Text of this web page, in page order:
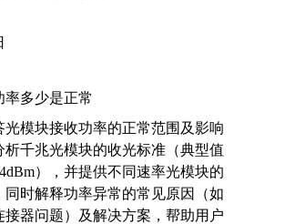
率多少是正常
光模块接收功率的正常范围及影响
析千兆光模块的收光标准（典型值
），并提供不同速率光模块的
同时解释功率异常的常见原因（如
接器问题）及解决方案，帮助用户